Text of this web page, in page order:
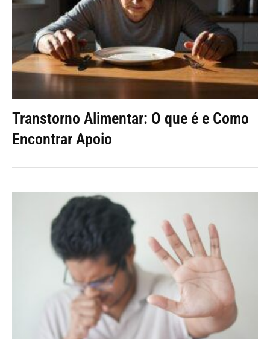
Transtorno Alimentar: O que é e Como
Encontrar Apoio